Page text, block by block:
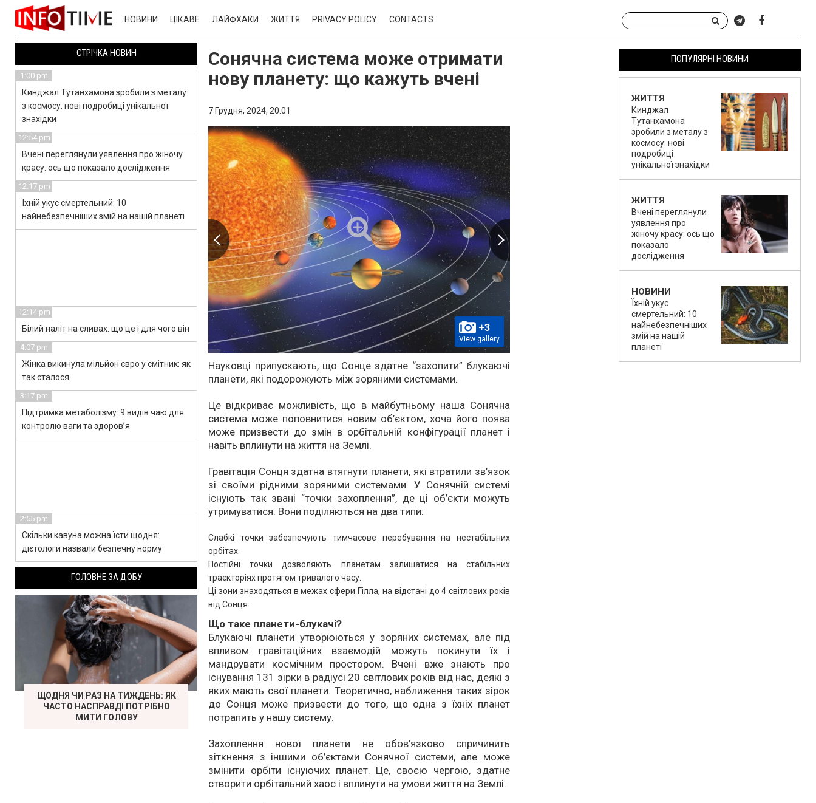
НОВИНИ ЦІКАВЕ ЛАЙФХАКИ ЖИТТЯ PRIVACY POLICY CONTACTS
Сонячна система може отримати
нову планету: що кажуть вчені
7 Грудня, 2024, 20:01
+3
View gallery
Науковці припускають, що Сонце здатне “захопити” блукаючі
планети, які подорожують між зоряними системами.
Це відкриває можливість, що в майбутньому наша Сонячна
система може поповнитися новим об’єктом, хоча його поява
може призвести до змін в орбітальній конфігурації планет і
навіть вплинути на життя на Землі.
Гравітація Сонця здатна втягнути планети, які втратили зв’язок
зі своїми рідними зоряними системами. У Сонячній системі
існують так звані “точки захоплення”, де ці об’єкти можуть
утримуватися. Вони поділяються на два типи:
Слабкі точки забезпечують тимчасове перебування на нестабільних
орбітах.
Постійні точки дозволяють планетам залишатися на стабільних
траєкторіях протягом тривалого часу.
Ці зони знаходяться в межах сфери Гілла, на відстані до 4 світлових років
від Сонця.
Що таке планети-блукачі?
Блукаючі планети утворюються у зоряних системах, але під
впливом гравітаційних взаємодій можуть покинути їх і
мандрувати космічним простором. Вчені вже знають про
існування 131 зірки в радіусі 20 світлових років від нас, деякі з
яких мають свої планети. Теоретично, наближення таких зірок
до Сонця може призвести до того, що одна з їхніх планет
потрапить у нашу систему.
Захоплення нової планети не обов’язково спричинить
зіткнення з іншими об’єктами Сонячної системи, але може
змінити орбіти існуючих планет. Це, своєю чергою, здатне
створити орбітальний хаос і вплинути на умови життя на Землі.
ПОПУЛЯРНІ НОВИНИ
ЖИТТЯ
Кинджал
Тутанхамона
зробили з металу з
космосу: нові
подробиці
унікальної знахідки
ЖИТТЯ
Вчені переглянули
уявлення про
жіночу красу: ось що
показало
дослідження
НОВИНИ
Їхній укус
смертельний: 10
найнебезпечніших
змій на нашій
планеті
СТРІЧКА НОВИН
1:00 pm
Кинджал Тутанхамона зробили з металу
з космосу: нові подробиці унікальної
знахідки
12:54 pm
Вчені переглянули уявлення про жіночу
красу: ось що показало дослідження
12:17 pm
Їхній укус смертельний: 10
найнебезпечніших змій на нашій планеті
12:14 pm
Білий наліт на сливах: що це і для чого він
4:07 pm
Жінка викинула мільйон євро у смітник: як
так сталося
3:17 pm
Підтримка метаболізму: 9 видів чаю для
контролю ваги та здоров’я
2:55 pm
Скільки кавуна можна їсти щодня:
дієтологи назвали безпечну норму
ГОЛОВНЕ ЗА ДОБУ
ЩОДНЯ ЧИ РАЗ НА ТИЖДЕНЬ: ЯК
ЧАСТО НАСПРАВДІ ПОТРІБНО
МИТИ ГОЛОВУ